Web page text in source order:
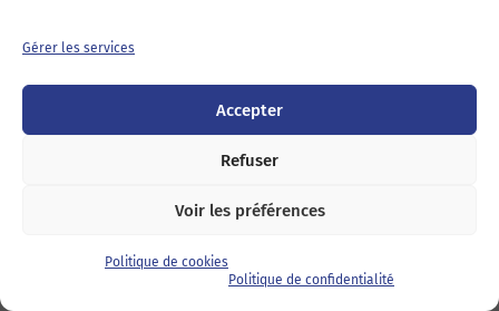
Gérer les services
Accepter
Refuser
Voir les préférences
Politique de cookies
Politique de confidentialité